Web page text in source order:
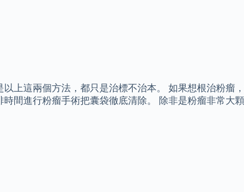
以上這兩個方法，都只是治標不治本。 如果想根治粉瘤
時間進行粉瘤手術把囊袋徹底清除。 除非是粉瘤非常大